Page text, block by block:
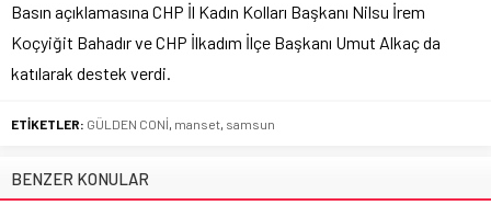
Basın açıklamasına CHP İl Kadın Kolları Başkanı Nilsu İrem
Koçyiğit Bahadır ve CHP İlkadım İlçe Başkanı Umut Alkaç da
katılarak destek verdi.
ETİKETLER: GÜLDEN CONİ, manset, samsun
BENZER KONULAR